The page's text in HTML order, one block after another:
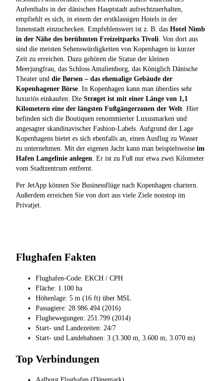
Aufenthalts in der dänischen Hauptstadt aufrechtzuerhalten,
empfiehlt es sich, in einem der erstklassigen Hotels in der
Innenstadt einzuchecken. Empfehlenswert ist z. B. das Hotel Nimb
in der Nähe des berühmten Freizeitparks Tivoli . Von dort aus
sind die meisten Sehenswürdigkeiten von Kopenhagen in kurzer
Zeit zu erreichen. Dazu gehören die Statue der kleinen
Meerjungfrau, das Schloss Amalienborg, das Königlich Dänische
Theater und die Børsen – das ehemalige Gebäude der
Kopenhagener Börse . In Kopenhagen kann man überdies sehr
luxuriös einkaufen: Die Strøget ist mit einer Länge von 1,1
Kilometern eine der längsten Fußgängerzonen der Welt . Hier
befinden sich die Boutiquen renommierter Luxusmarken und
angesagter skandinavischer Fashion-Labels. Aufgrund der Lage
Kopenhagens bietet es sich ebenfalls an, einen Ausflug zu Wasser
zu unternehmen. Mit der eigenen Jacht kann man beispielsweise im
Hafen Langelinie anlegen . Er ist zu Fuß nur etwa zwei Kilometer
vom Stadtzentrum entfernt.
Per JetApp können Sie Businessflüge nach Kopenhagen chartern.
Außerdem erreichen Sie von dort aus viele Ziele nonstop im
Privatjet.
Flughafen Fakten
Flughafen-Code: EKCH / CPH
Fläche: 1.100 ha
Höhenlage: 5 m (16 ft) über MSL
Passagiere: 28.986.494 (2016)
Flugbewegungen: 251.799 (2014)
Start- und Landezeiten: 24/7
Start- und Landebahnen: 3 (3.300 m, 3.600 m, 3.070 m)
Top Verbindungen